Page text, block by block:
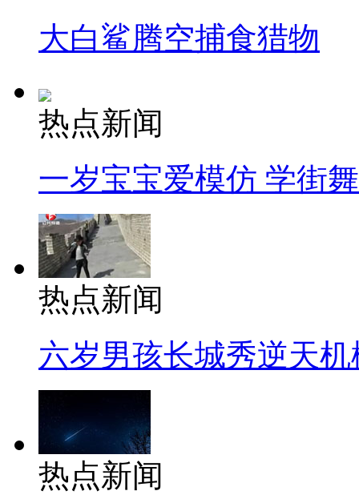
大白鲨腾空捕食猎物
热点新闻
一岁宝宝爱模仿 学街
热点新闻
六岁男孩长城秀逆天机
热点新闻